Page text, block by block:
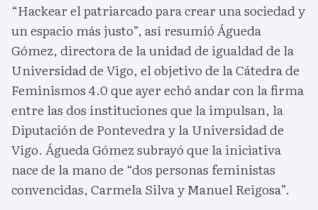
“Hackear el patriarcado para crear una sociedad y
un espacio más justo”, así resumió Águeda
Gómez, directora de la unidad de igualdad de la
Universidad de Vigo, el objetivo de la Cátedra de
Feminismos 4.0 que ayer echó andar con la firma
entre las dos instituciones que la impulsan, la
Diputación de Pontevedra y la Universidad de
Vigo. Águeda Gómez subrayó que la iniciativa
nace de la mano de “dos personas feministas
convencidas, Carmela Silva y Manuel Reigosa”.